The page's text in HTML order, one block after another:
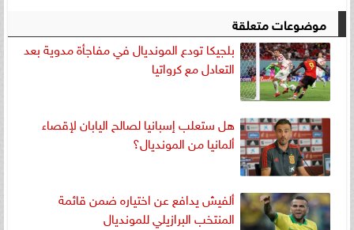
موضوعات متعلقة
بلجيكا تودع المونديال في مفاجأة مدوية بعد
التعادل مع كرواتيا
هل ستعلب إسبانيا لصالح اليابان لإقصاء
ألمانيا من المونديال؟
ألفيش يدافع عن اختياره ضمن قائمة
المنتخب البرازيلي للمونديال